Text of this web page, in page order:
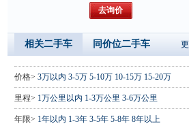
相关二手车 同价位二手车
价格> 3万以内 3-5万 5-10万 10-15万 15-20万
里程> 1万公里以内 1-3万公里 3-6万公里
年限> 1年以内 1-3年 3-5年 5-8年 8年以上